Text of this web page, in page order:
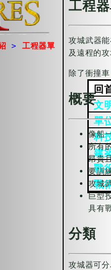
> 工程器單
回
文
單
科
建
戰
戰
工程
攻城武器
及遠程的
除了衝撞
概要
像船
所有
昂貴
要訓
攻城
巨型
具有
分類
攻城器可